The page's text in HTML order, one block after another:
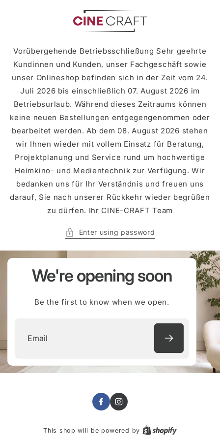
Vorübergehende Betriebsschließung Sehr geehrte
Kundinnen und Kunden, unser Fachgeschäft sowie
unser Onlineshop befinden sich in der Zeit vom 24.
Juli 2026 bis einschließlich 07. August 2026 im
Betriebsurlaub. Während dieses Zeitraums können
keine neuen Bestellungen entgegengenommen oder
bearbeitet werden. Ab dem 08. August 2026 stehen
wir Ihnen wieder mit vollem Einsatz für Beratung,
Projektplanung und Service rund um hochwertige
Heimkino- und Medientechnik zur Verfügung. Wir
bedanken uns für Ihr Verständnis und freuen uns
darauf, Sie nach unserer Rückkehr wieder begrüßen
zu dürfen. Ihr CINE-CRAFT Team
Enter using password
We're opening soon
Be the first to know when we open.
FacebookInstagram
This shop will be powered by